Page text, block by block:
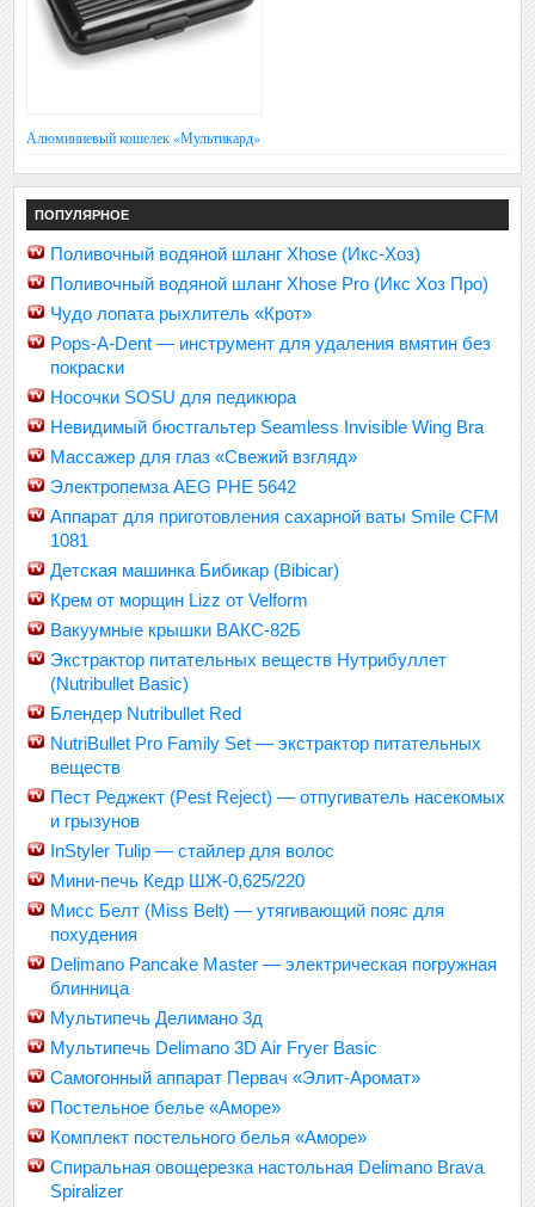
Алюминиевый кошелек «Мультикард»
ПОПУЛЯРНОЕ
Поливочный водяной шланг Xhose (Икс-Хоз)
Поливочный водяной шланг Xhose Pro (Икс Хоз Про)
Чудо лопата рыхлитель «Крот»
Pops-A-Dent — инструмент для удаления вмятин без
покраски
Носочки SOSU для педикюра
Невидимый бюстгальтер Seamless Invisible Wing Bra
Массажер для глаз «Свежий взгляд»
Электропемза AEG PHE 5642
Аппарат для приготовления сахарной ваты Smile CFM
1081
Детская машинка Бибикар (Bibicar)
Крем от морщин Lizz от Velform
Вакуумные крышки ВАКС-82Б
Экстрактор питательных веществ Нутрибуллет
(Nutribullet Basic)
Блендер Nutribullet Red
NutriBullet Pro Family Set — экстрактор питательных
веществ
Пест Реджект (Pest Reject) — отпугиватель насекомых
и грызунов
InStyler Tulip — стайлер для волос
Мини-печь Кедр ШЖ-0,625/220
Мисс Белт (Miss Belt) — утягивающий пояс для
похудения
Delimano Pancake Master — электрическая погружная
блинница
Мультипечь Делимано 3д
Мультипечь Delimano 3D Air Fryer Basic
Самогонный аппарат Первач «Элит-Аромат»
Постельное белье «Аморе»
Комплект постельного белья «Аморе»
Спиральная овощерезка настольная Delimano Brava
Spiralizer